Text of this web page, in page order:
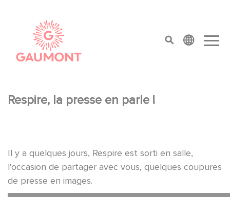
top menu
Respire, la presse en parle !
Il y a quelques jours, Respire est sorti en salle,
l'occasion de partager avec vous, quelques coupures
de presse en images.